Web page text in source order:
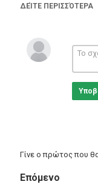
Ακολουθηστε μας
Κατηγορίες
Greek Films
ΔΕΊΤΕ ΠΕΡΙΣΣΌΤΕΡΑ
Γίνε ο πρώτος που
Επόμενο